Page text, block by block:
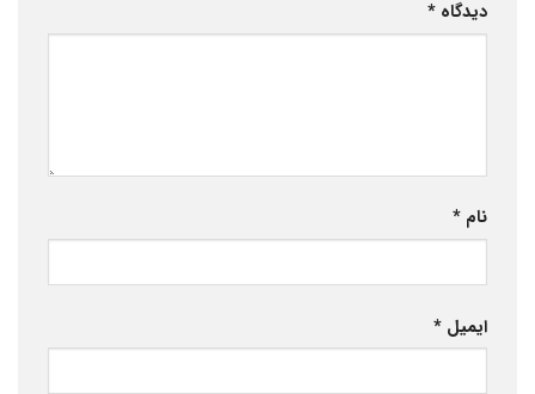
دیدگاه *
نام *
ایمیل *